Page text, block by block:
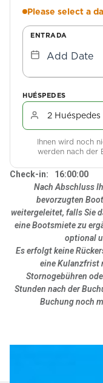
Please select a
ENTRADA
Add Date
HUÉSPEDES
Ihnen wird noch
werden nach der
Check-in: 16:00:00
Nach Abschluss
bevorzugten
weitergeleitet, falls Sie
eine Bootsmiete zu
optional
Es erfolgt keine
eine Kulanzfrist
Stornogebühren
Stunden nach der
Buchung noch